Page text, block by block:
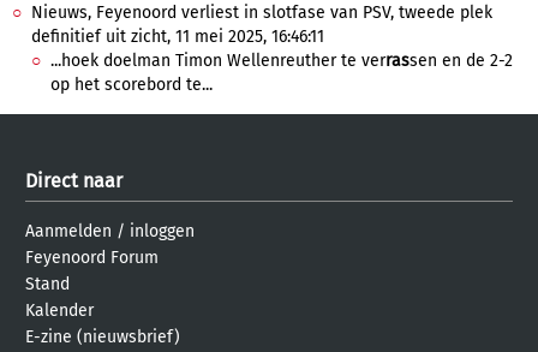
Nieuws, Feyenoord verliest in slotfase van PSV, tweede plek
definitief uit zicht, 11 mei 2025, 16:46:11
...hoek doelman Timon Wellenreuther te verrassen en de 2-2
op het scorebord te...
Direct naar
Aanmelden / inloggen
Feyenoord Forum
Stand
Kalender
E-zine (nieuwsbrief)